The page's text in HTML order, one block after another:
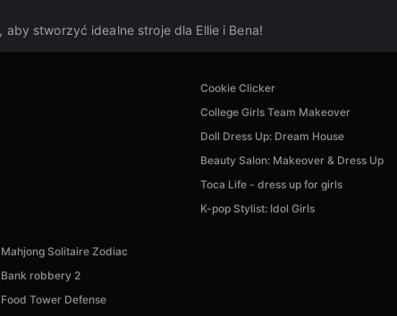
stworzyć idealne stroje dla Ellie i Bena!
Cookie Clicker
College Girls Team Makeover
Doll Dress Up: Dream House
Beauty Salon: Makeover & Dress Up
Toca Life - dress up for girls
K-pop Stylist: Idol Girls
Mahjong Solitaire Zodiac
Bank robbery 2
Food Tower Defense